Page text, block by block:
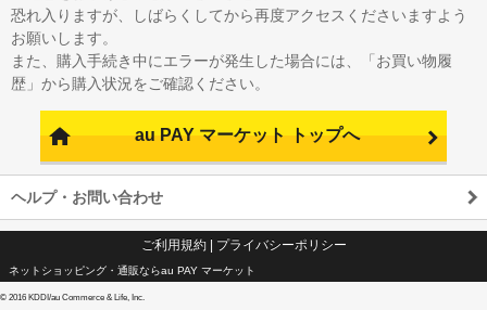
恐れ入りますが、しばらくしてから再度アクセスくださいますよう
お願いします。
また、購入手続き中にエラーが発生した場合には、「お買い物履
歴」から購入状況をご確認ください。
au PAY マーケット トップへ
ヘルプ・お問い合わせ
ご利用規約| プライバシーポリシー
ネットショッピング・通販ならau PAY マーケット
© 2016 KDDI/au Commerce & Life, Inc.